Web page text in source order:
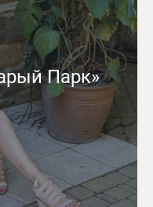
Парк»